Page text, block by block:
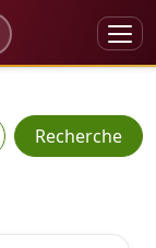
Recherche